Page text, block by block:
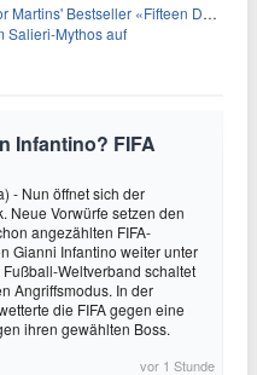
Bestseller «Fifteen Days»
Salieri-Mythos auf
Infantino? FIFA
- Nun öffnet sich der
Neue Vorwürfe setzen den
angezählten FIFA-
Gianni Infantino weiter unter
Fußball-Weltverband schaltet
Angriffsmodus. In der
die FIFA gegen eine
ihren gewählten Boss.
vor 1 Stunde